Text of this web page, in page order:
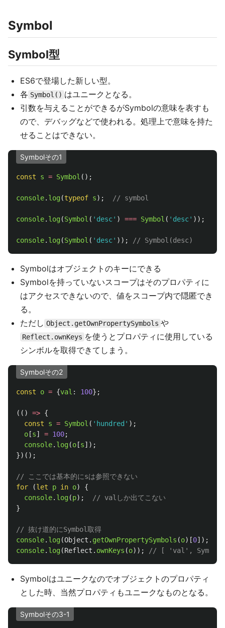
Symbol
Symbol型
ES6で登場した新しい型。
各 Symbol() はユニークとなる。
引数を与えることができるがSymbolの意味を表すも
ので、デバッグなどで使われる。処理上で意味を持た
せることはできない。
Symbolその1
const s = Symbol ();
console. log(typeof s); // symbol
console. log(Symbol ( ' desc' ) === Symbol ( ' desc' ));
console. log(Symbol ( ' desc' )); // Symbol(desc)
Symbolはオブジェクトのキーにできる
Symbolを持っていないスコープはそのプロパティに
はアクセスできないので、値をスコープ内で隠匿でき
る。
ただし Object.getOwnPropertySymbols や
Reflect.ownKeys を使うとプロパティに使用している
シンボルを取得できてしまう。
Symbolその2
const o = {val : 100};
(() => {
const
s = Symbol ( ' hundred ' );
o [s] = 100;
console. log(o [s]);
})();
// ここでは基本的にsは参照できない
for
(let p in o)
{
console. log(p);
// valしか出てこない
}
// 抜け道的にSymbol取得
console. log(Object . getOwnPropertySymbols (o)[0]);
console. log(Reflect . ownKeys (o)); // [ 'val',
Symbolはユニークなのでオブジェクトのプロパティ
とした時、当然プロパティもユニークなものとなる。
Symbolその3-1